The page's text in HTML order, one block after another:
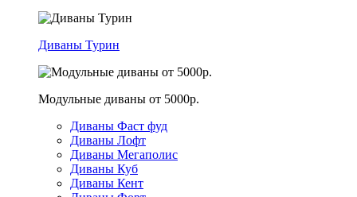
Диваны Турин
Модульные диваны от 5000р.
Диваны Фаст фуд
Диваны Лофт
Диваны Мегаполис
Диваны Куб
Диваны Кент